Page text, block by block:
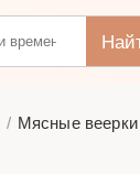
Мясные